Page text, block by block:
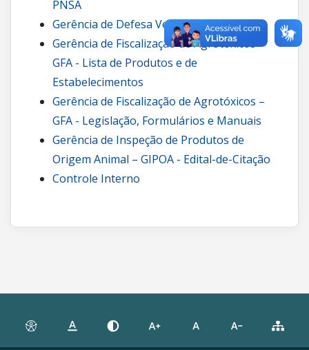
PNSA
Gerência de Defesa Vegetal – GDV
Gerência de Fiscalização de Agrotóxicos –
GFA - Lista de Produtos e de
Estabelecimentos
Gerência de Fiscalização de Agrotóxicos –
GFA - Legislação, Formulários e Manuais
Gerência de Inspeção de Produtos de
Origem Animal – GIPOA - Edital-de-Citação
Controle Interno